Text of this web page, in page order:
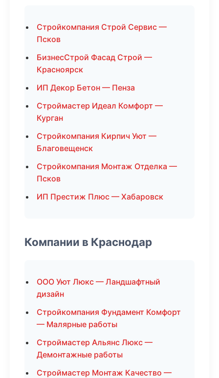
Стройкомпания Строй Сервис —
Псков
БизнесСтрой Фасад Строй —
Красноярск
ИП Декор Бетон — Пенза
Строймастер Идеал Комфорт —
Курган
Стройкомпания Кирпич Уют —
Благовещенск
Стройкомпания Монтаж Отделка —
Псков
ИП Престиж Плюс — Хабаровск
Компании в Краснодар
ООО Уют Люкс — Ландшафтный
дизайн
Стройкомпания Фундамент Комфорт
— Малярные работы
Строймастер Альянс Люкс —
Демонтажные работы
Строймастер Монтаж Качество —